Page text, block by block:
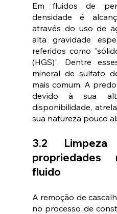
Em fluidos de
densidade é
através do uso de
alta gravidade
referidos como
(HGS)". Dentre
mineral de sulfato
mais comum. A
devido à sua
disponibilidade,
sua natureza pouco
3.2
propriedades
fluido
A remoção de
no processo de